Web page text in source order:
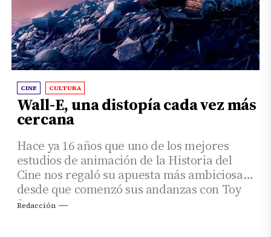
CINE CULTURA
Wall-E, una distopía cada vez más
cercana
Hace ya 16 años que uno de los mejores
estudios de animación de la Historia del
Cine nos regaló su apuesta más ambiciosa
desde que comenzó sus andanzas con Toy
Story.
Redacción